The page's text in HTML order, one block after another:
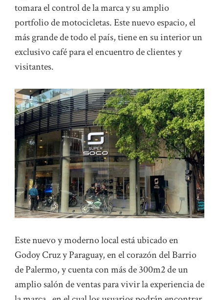
tomara el control de la marca y su amplio
portfolio de motocicletas. Este nuevo espacio, el
más grande de todo el país, tiene en su interior un
exclusivo café para el encuentro de clientes y
visitantes.
Este nuevo y moderno local está ubicado en
Godoy Cruz y Paraguay, en el corazón del Barrio
de Palermo, y cuenta con más de 300m2 de un
amplio salón de ventas para vivir la experiencia de